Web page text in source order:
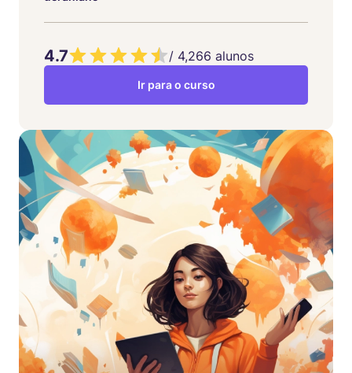
Ir para o curso
4.7 / 4,266 alunos